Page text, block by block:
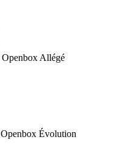
Openbox Allégé
Openbox Évolution